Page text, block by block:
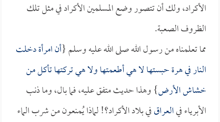
الأكراد، ولك أن تتصور وضع المسلمين الأكراد في مثل تلك
الظروف الصعبة.
مما تعلمناه من رسول الله صلى الله عليه وسلم {أن امرأة دخلت
النار في هرة حبستها لا هي أطعمتها ولا هي تركتها تأكل من
خشاش الأرض} وهذا حديث متفق عليه، فما بال، وما ذنب
الأبرياء فيالعراقفي بلاد الأكراد؟! لماذا يُمنعون من شرب الماء